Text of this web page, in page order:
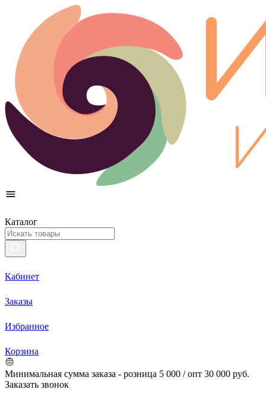
Каталог
Кабинет
Заказы
Избранное
Корзина
Минимальная сумма заказа - розница 5 000 / опт 30 000 руб.
Заказать звонок